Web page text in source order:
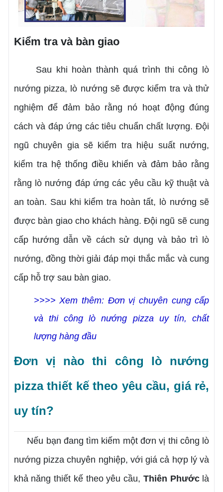
Kiểm tra và bàn giao
Sau khi hoàn thành quá trình thi công lò
nướng pizza, lò nướng sẽ được kiểm tra và thử
nghiệm để đảm bảo rằng nó hoạt động đúng
cách và đáp ứng các tiêu chuẩn chất lượng. Đội
ngũ chuyên gia sẽ kiểm tra hiệu suất nướng,
kiểm tra hệ thống điều khiển và đảm bảo rằng
rằng lò nướng đáp ứng các yêu cầu kỹ thuật và
an toàn. Sau khi kiểm tra hoàn tất, lò nướng sẽ
được bàn giao cho khách hàng. Đội ngũ sẽ cung
cấp hướng dẫn về cách sử dụng và bảo trì lò
nướng, đồng thời giải đáp mọi thắc mắc và cung
cấp hỗ trợ sau bàn giao.
>>>> Xem thêm: Đơn vị chuyên cung cấp
và thi công lò nướng pizza uy tín, chất
lượng hàng đầu
Đơn vị nào thi công lò nướng
pizza thiết kế theo yêu cầu, giá rẻ,
uy tín?
Nếu bạn đang tìm kiếm một đơn vị thi công lò
nướng pizza chuyên nghiệp, với giá cả hợp lý và
khả năng thiết kế theo yêu cầu, Thiên Phướclà